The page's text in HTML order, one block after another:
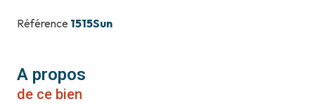
Référence 1515Sun
A propos
de ce bien